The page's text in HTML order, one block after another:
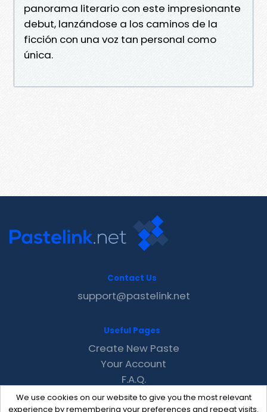
panorama literario con este impresionante
debut, lanzándose a los caminos de la
ficción con una voz tan personal como
única.
We use cookies on our website to give you the most relevant
experience by remembering your preferences and repeat visits.
Contact Us
support@pastelink.net
Useful Pages
Create New Paste
Your Account
F.A.Q.
Recent